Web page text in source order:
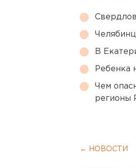
В
Ребенка
Чем
регионы
← НОВОСТИ